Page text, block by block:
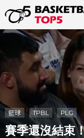
籃球 TPBL PLG
賽季還沒結束